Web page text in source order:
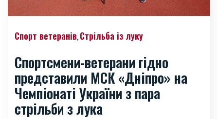
Спорт ветеранів Стрільба із луку
Спортсмени-ветерани гідно
представили МСК «Дніпро» на
Чемпіонаті України з пара
стрільби з лука